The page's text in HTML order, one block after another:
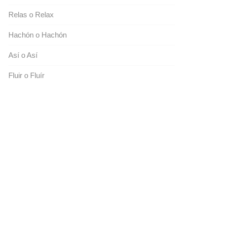
Relas o Relax
Hachón o Hachón
Así o Así
Fluir o Fluír